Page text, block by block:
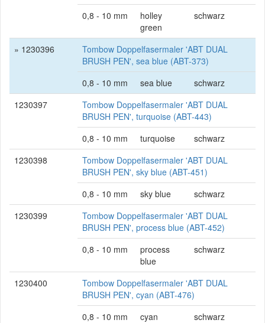
0,8 - 10 mm
holley
green
schwarz
» 1230396
Tombow Doppelfasermaler 'ABT DUAL
BRUSH PEN', sea blue (ABT-373)
0,8 - 10 mm
sea blue
schwarz
1230397
Tombow Doppelfasermaler 'ABT DUAL
BRUSH PEN', turquoise (ABT-443)
0,8 - 10 mm
turquoise
schwarz
1230398
Tombow Doppelfasermaler 'ABT DUAL
BRUSH PEN', sky blue (ABT-451)
0,8 - 10 mm
sky blue
schwarz
1230399
Tombow Doppelfasermaler 'ABT DUAL
BRUSH PEN', process blue (ABT-452)
0,8 - 10 mm
process
blue
schwarz
1230400
Tombow Doppelfasermaler 'ABT DUAL
BRUSH PEN', cyan (ABT-476)
0,8 - 10 mm
cyan
schwarz